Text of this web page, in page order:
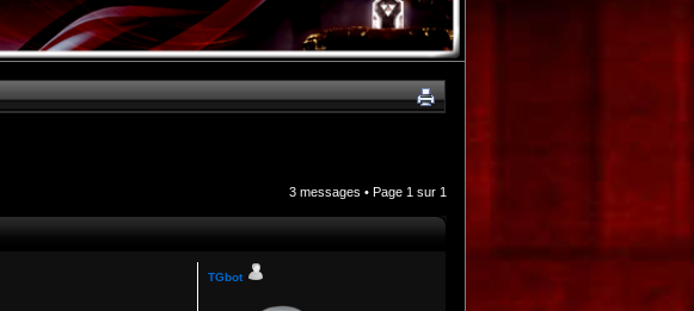
3 messages • Page 1 sur 1
TGbot